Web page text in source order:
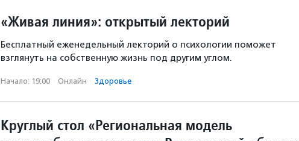
«Живая линия»: открытый лекторий
Бесплатный еженедельный лекторий о психологии поможет
взглянуть на собственную жизнь под другим углом.
Начало: 19:00 · Онлайн · Здоровье
Круглый стол «Региональная модель